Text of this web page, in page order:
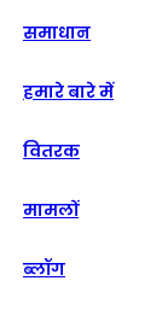
समाधान
हमारे बारे में
वितरक
मामलों
ब्लॉग